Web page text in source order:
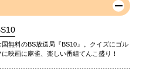
国無料のBS放送局『BS10』。クイズにゴル
に映画に麻雀、楽しい番組てんこ盛り！